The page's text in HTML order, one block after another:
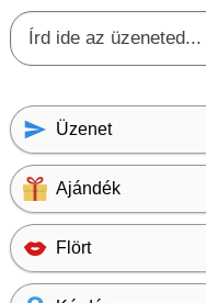
Üzenet
Ajándék
Flört